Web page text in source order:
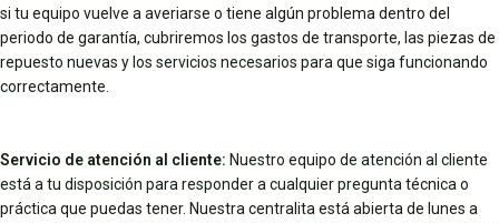
si tu equipo vuelve a averiarse o tiene algún problema dentro del
periodo de garantía, cubriremos los gastos de transporte, las piezas de
repuesto nuevas y los servicios necesarios para que siga funcionando
correctamente.
Servicio de atención al cliente: Nuestro equipo de atención al cliente
está a tu disposición para responder a cualquier pregunta técnica o
práctica que puedas tener. Nuestra centralita está abierta de lunes a